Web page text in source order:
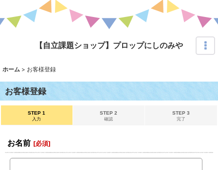
【自立課題ショップ】プロップにしのみや
ホーム > お客様登録
お客様登録
STEP 1
入力
STEP 2
確認
STEP 3
完了
お名前 [必須]